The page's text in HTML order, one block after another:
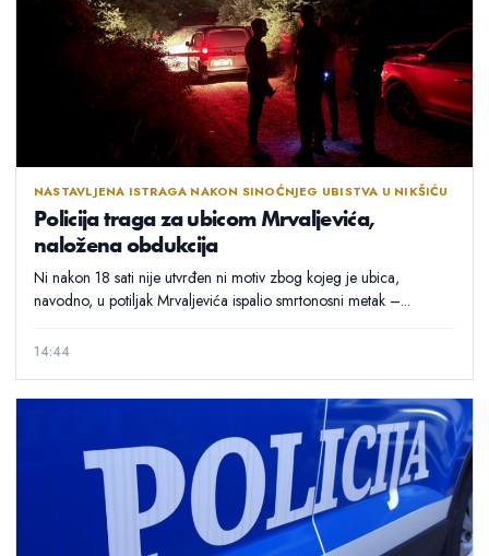
NASTAVLJENA ISTRAGA NAKON SINOĆNJEG UBISTVA U NIKŠIĆU
Policija traga za ubicom Mrvaljevića,
naložena obdukcija
Ni nakon 18 sati nije utvrđen ni motiv zbog kojeg je ubica,
navodno, u potiljak Mrvaljevića ispalio smrtonosni metak –...
14:44